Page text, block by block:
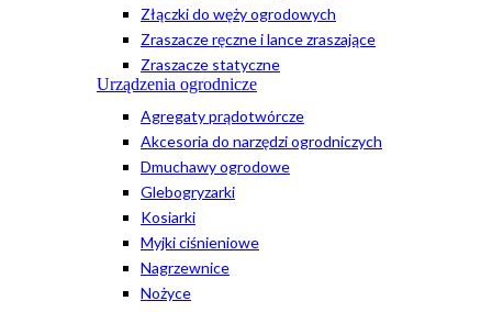
Złączki do węży ogrodowych
Zraszacze ręczne i lance zraszające
Zraszacze statyczne
Urządzenia ogrodnicze
Agregaty prądotwórcze
Akcesoria do narzędzi ogrodniczych
Dmuchawy ogrodowe
Glebogryzarki
Kosiarki
Myjki ciśnieniowe
Nagrzewnice
Nożyce